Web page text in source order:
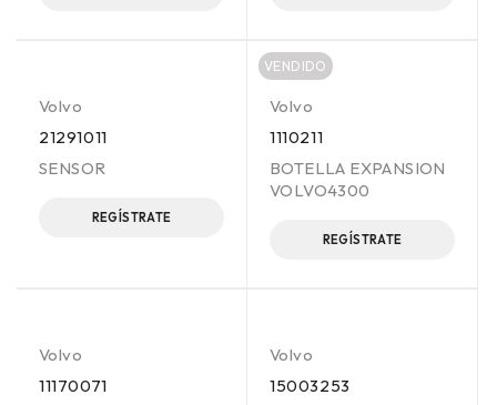
Volvo
21291011
SENSOR
REGÍSTRATE
VENDIDO
Volvo
1110211
BOTELLA EXPANSION
VOLVO4300
REGÍSTRATE
Volvo
11170071
Volvo
15003253